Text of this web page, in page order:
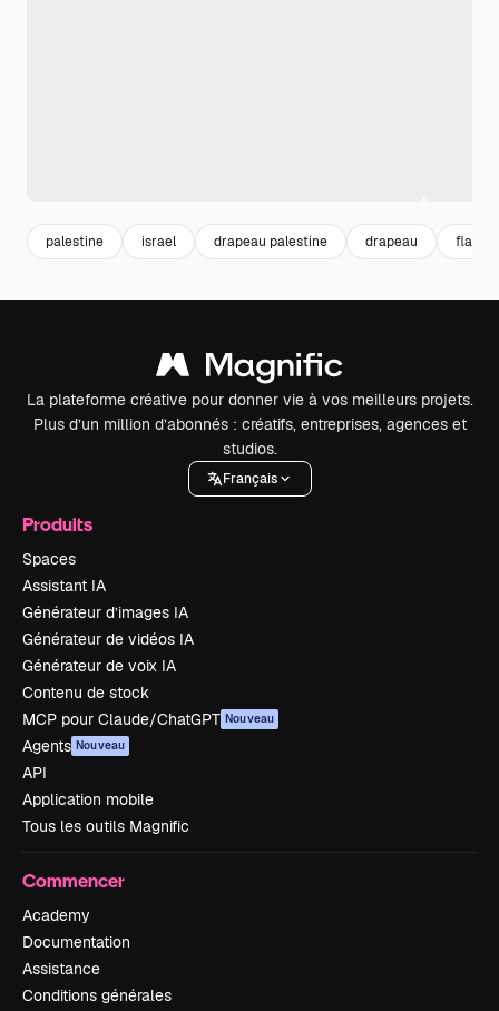
palestine israel drapeau palestine drapeau flag
La plateforme créative pour donner vie à vos meilleurs projets.
Plus d’un million d’abonnés : créatifs, entreprises, agences et
studios.
Français
Produits
Spaces
Assistant IA
Générateur d’images IA
Générateur de vidéos IA
Générateur de voix IA
Contenu de stock
MCP pour Claude/ChatGPT Nouveau
Agents Nouveau
API
Application mobile
Tous les outils Magnific
Commencer
Academy
Documentation
Assistance
Conditions générales